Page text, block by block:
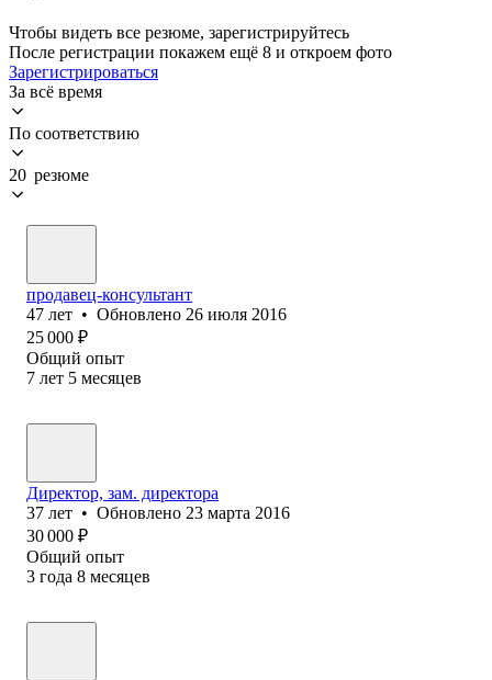
Чтобы видеть все резюме, зарегистрируйтесь
После регистрации покажем ещё 8 и откроем фото
Зарегистрироваться
За всё время
По соответствию
20 резюме
продавец-консультант
47 лет • Обновлено 26 июля 2016
25 000 ₽
Общий опыт
7 лет 5 месяцев
Директор, зам. директора
37 лет • Обновлено 23 марта 2016
30 000 ₽
Общий опыт
3 года 8 месяцев